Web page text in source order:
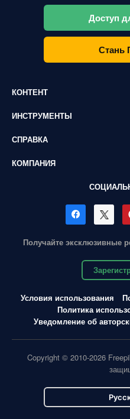
Доступ
Стань
КОНТЕНТ
ИНСТРУМЕНТЫ
СПРАВКА
КОМПАНИЯ
Получайте эксклюзивные
Условия использования
Политика
Уведомление об
Copyright © 2010-2026